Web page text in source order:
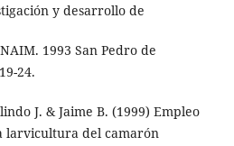
y desarrollo de
1993 San Pedro de
24.
J. & Jaime B. (1999) Empleo
larvicultura del camarón